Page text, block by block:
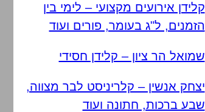
קלידן אירועים מקצועי – לימי בין
הזמנים, ל"ג בעומר, פורים ועוד
שמואל הר ציון – קלידן חסידי
יצחק אנשין – קלריניסט לבר מצווה,
שבע ברכות, חתונה ועוד